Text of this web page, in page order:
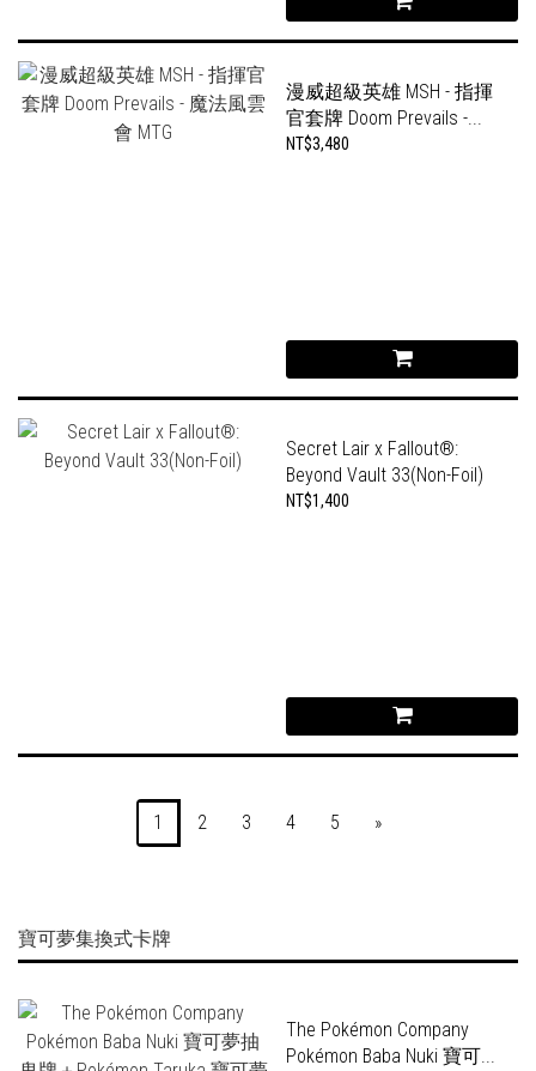
漫威超級英雄 MSH - 指揮
官套牌 Doom Prevails -...
NT$3,480
Secret Lair x Fallout®:
Beyond Vault 33(Non-Foil)
NT$1,400
1 2 3 4 5 »
寶可夢集換式卡牌
The Pokémon Company
Pokémon Baba Nuki 寶可...